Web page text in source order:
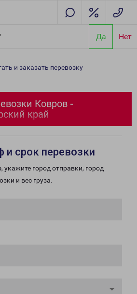
Да Нет
и заказать перевозку
Ковров -
край
и срок перевозки
укажите город отправки, город
и вес груза.